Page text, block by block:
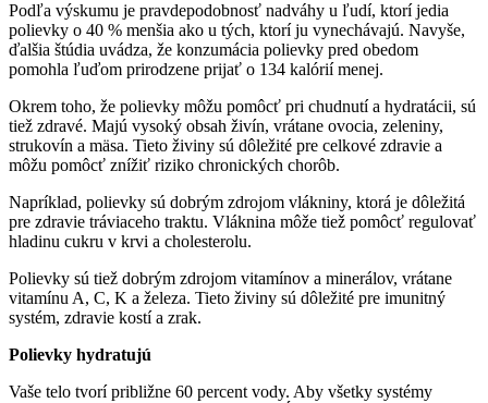
Podľa výskumu je pravdepodobnosť nadváhy u ľudí, ktorí jedia
polievky o 40 % menšia ako u tých, ktorí ju vynechávajú. Navyše,
ďalšia štúdia uvádza, že konzumácia polievky pred obedom
pomohla ľuďom prirodzene prijať o 134 kalórií menej.
Okrem toho, že polievky môžu pomôcť pri chudnutí a hydratácii, sú
tiež zdravé. Majú vysoký obsah živín, vrátane ovocia, zeleniny,
strukovín a mäsa. Tieto živiny sú dôležité pre celkové zdravie a
môžu pomôcť znížiť riziko chronických chorôb.
Napríklad, polievky sú dobrým zdrojom vlákniny, ktorá je dôležitá
pre zdravie tráviaceho traktu. Vláknina môže tiež pomôcť regulovať
hladinu cukru v krvi a cholesterolu.
Polievky sú tiež dobrým zdrojom vitamínov a minerálov, vrátane
vitamínu A, C, K a železa. Tieto živiny sú dôležité pre imunitný
systém, zdravie kostí a zrak.
Polievky hydratujú
Vaše telo tvorí približne 60 percent vody. Aby všetky systémy